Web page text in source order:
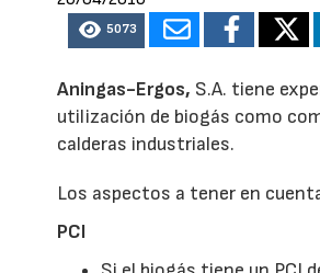
5073
Aningas-Ergos, S.A. tiene
utilización de biogás como
calderas industriales.
Los aspectos a tener en
PCI